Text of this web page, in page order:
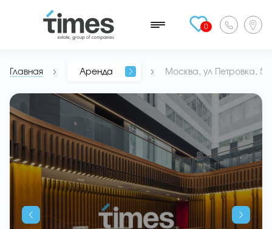
0
Главная Аренда Москва, ул Петровка, 5